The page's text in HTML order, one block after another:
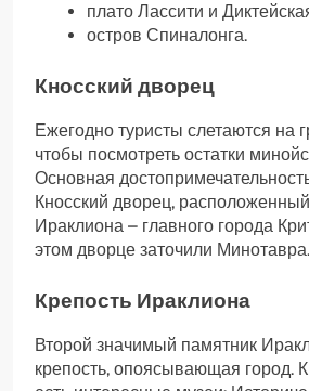
плато Лассити и
остров Спиналонга.
Кносский дворец
Ежегодно туристы слетаются на
чтобы посмотреть остатки
Основная
Кносский дворец,
Ираклиона – главного города
этом дворце заточили Минотавра.
Крепость Ираклиона
Второй значимый памятник
крепость, опоясывающая город.